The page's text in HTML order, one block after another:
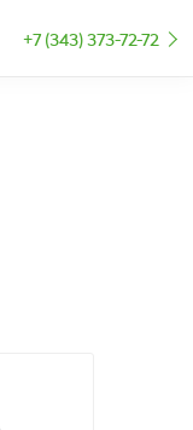
+7 (343) 373-72-72